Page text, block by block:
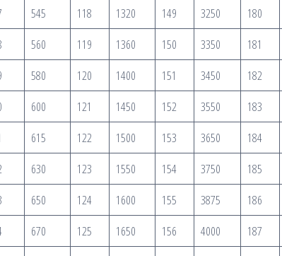
545 118 1320 149 3250 180
560 119 1360 150 3350 181
580 120 1400 151 3450 182
600 121 1450 152 3550 183
615 122 1500 153 3650 184
630 123 1550 154 3750 185
650 124 1600 155 3875 186
670 125 1650 156 4000 187